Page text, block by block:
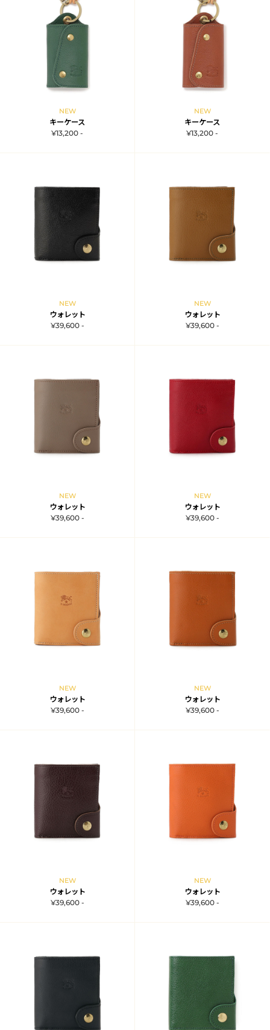
NEW
キーケース
¥13,200 -
NEW
キーケース
¥13,200 -
NEW
ウォレット
¥39,600 -
NEW
ウォレット
¥39,600 -
NEW
ウォレット
¥39,600 -
NEW
ウォレット
¥39,600 -
NEW
ウォレット
¥39,600 -
NEW
ウォレット
¥39,600 -
NEW
ウォレット
¥39,600 -
NEW
ウォレット
¥39,600 -